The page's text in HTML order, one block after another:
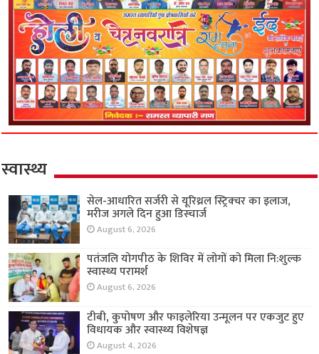
स्वास्थ्य
सेल-आधारित सर्जरी से यूरिथ्रल स्ट्रिक्चर का इलाज,
मरीज अगले दिन हुआ डिस्चार्ज
August 6, 2026
पतंजलि योगपीठ के शिविर में लोगों को मिला नि:शुल्क
स्वास्थ्य परामर्श
August 6, 2026
टीबी, कुपोषण और फाइलेरिया उन्मूलन पर एकजुट हुए
विधायक और स्वास्थ्य विशेषज्ञ
August 4, 2026